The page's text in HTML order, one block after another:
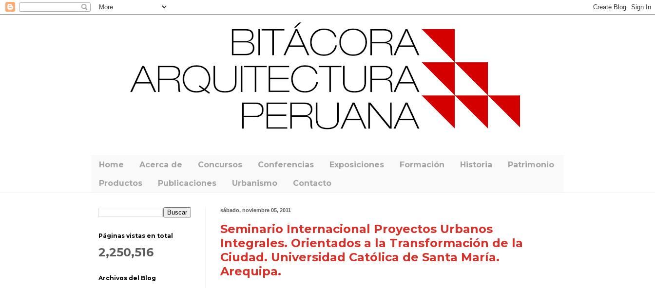
Home Acerca de Concursos Conferencias Exposiciones Formación Historia Patrimonio
Productos Publicaciones Urbanismo Contacto
sábado, noviembre 05, 2011
Seminario Internacional Proyectos Urbanos
Integrales. Orientados a la Transformación de la
Ciudad. Universidad Católica de Santa María.
Arequipa.
Páginas vistas en total
2,250,516
Archivos del Blog